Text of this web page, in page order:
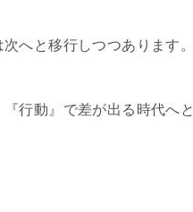
へと移行しつつあります。
行動』で差が出る時代へと